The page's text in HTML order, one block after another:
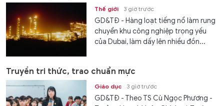
Thế giới 3 giờ trước
GD&TĐ - Hàng loạt tiếng nổ làm rung
chuyển khu công nghiệp trọng yếu
của Dubai, làm dấy lên nhiều đồn...
Truyền tri thức, trao chuẩn mực
Giáo dục 3 giờ trước
GD&TĐ - Theo TS Cù Ngọc Phương -